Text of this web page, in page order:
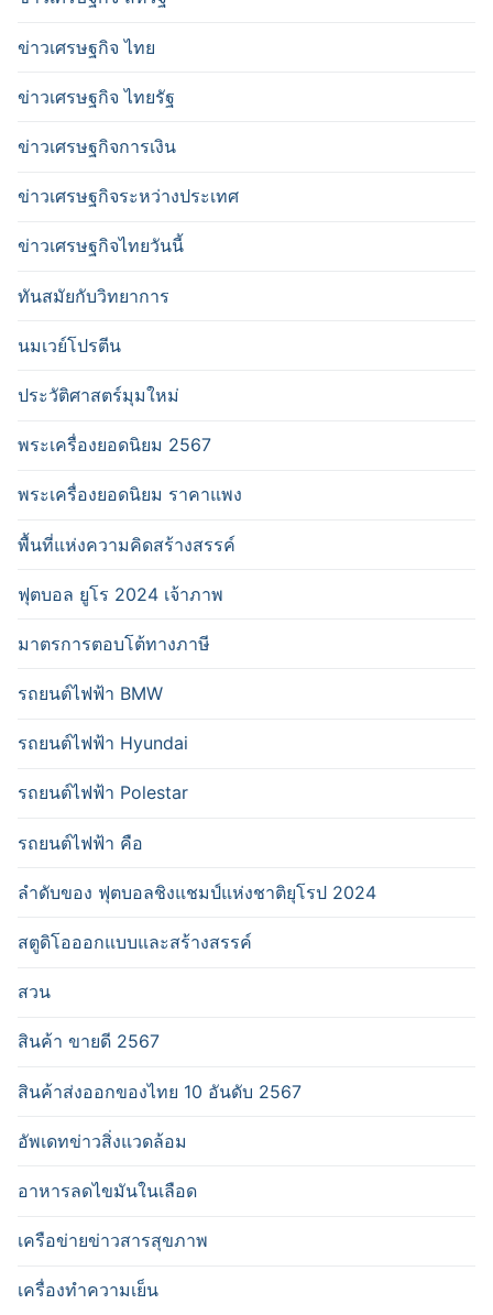
ข่าวเศรษฐกิจ ไทย
ข่าวเศรษฐกิจ ไทยรัฐ
ข่าวเศรษฐกิจการเงิน
ข่าวเศรษฐกิจระหว่างประเทศ
ข่าวเศรษฐกิจไทยวันนี้
ทันสมัยกับวิทยาการ
นมเวย์โปรตีน
ประวัติศาสตร์มุมใหม่
พระเครื่องยอดนิยม 2567
พระเครื่องยอดนิยม ราคาแพง
พื้นที่แห่งความคิดสร้างสรรค์
ฟุตบอล ยูโร 2024 เจ้าภาพ
มาตรการตอบโต้ทางภาษี
รถยนต์ไฟฟ้า BMW
รถยนต์ไฟฟ้า Hyundai
รถยนต์ไฟฟ้า Polestar
รถยนต์ไฟฟ้า คือ
ลำดับของ ฟุตบอลชิงแชมป์แห่งชาติยุโรป 2024
สตูดิโอออกแบบและสร้างสรรค์
สวน
สินค้า ขายดี 2567
สินค้าส่งออกของไทย 10 อันดับ 2567
อัพเดทข่าวสิ่งแวดล้อม
อาหารลดไขมันในเลือด
เครือข่ายข่าวสารสุขภาพ
เครื่องทำความเย็น